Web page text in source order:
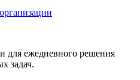
для ежедневного решения
задач.